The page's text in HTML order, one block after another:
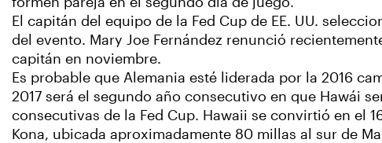
El capitán del equipo de la Fed Cup de EE. UU.
del evento. Mary Joe Fernández renunció
capitán en noviembre.
Es probable que Alemania esté liderada por la 2016
2017 será el segundo año consecutivo en que Hawái
consecutivas de la Fed Cup. Hawaii se convirtió en el
Kona, ubicada aproximadamente 80 millas al sur de